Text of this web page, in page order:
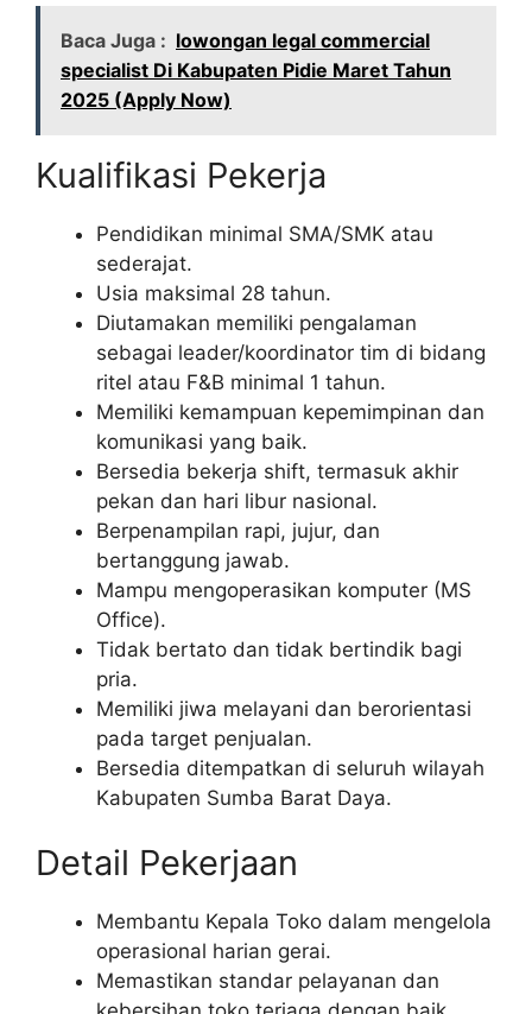
Baca Juga : lowongan legal commercial
specialist Di Kabupaten Pidie Maret Tahun
2025 (Apply Now)
Kualifikasi Pekerja
Pendidikan minimal SMA/SMK atau
sederajat.
Usia maksimal 28 tahun.
Diutamakan memiliki pengalaman
sebagai leader/koordinator tim di bidang
ritel atau F&B minimal 1 tahun.
Memiliki kemampuan kepemimpinan dan
komunikasi yang baik.
Bersedia bekerja shift, termasuk akhir
pekan dan hari libur nasional.
Berpenampilan rapi, jujur, dan
bertanggung jawab.
Mampu mengoperasikan komputer (MS
Office).
Tidak bertato dan tidak bertindik bagi
pria.
Memiliki jiwa melayani dan berorientasi
pada target penjualan.
Bersedia ditempatkan di seluruh wilayah
Kabupaten Sumba Barat Daya.
Detail Pekerjaan
Membantu Kepala Toko dalam mengelola
operasional harian gerai.
Memastikan standar pelayanan dan